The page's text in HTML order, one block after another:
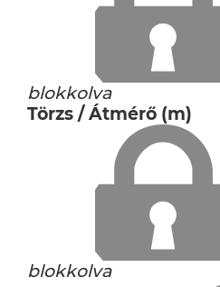
blokkolva
Törzs / Átmérő (m)
blokkolva